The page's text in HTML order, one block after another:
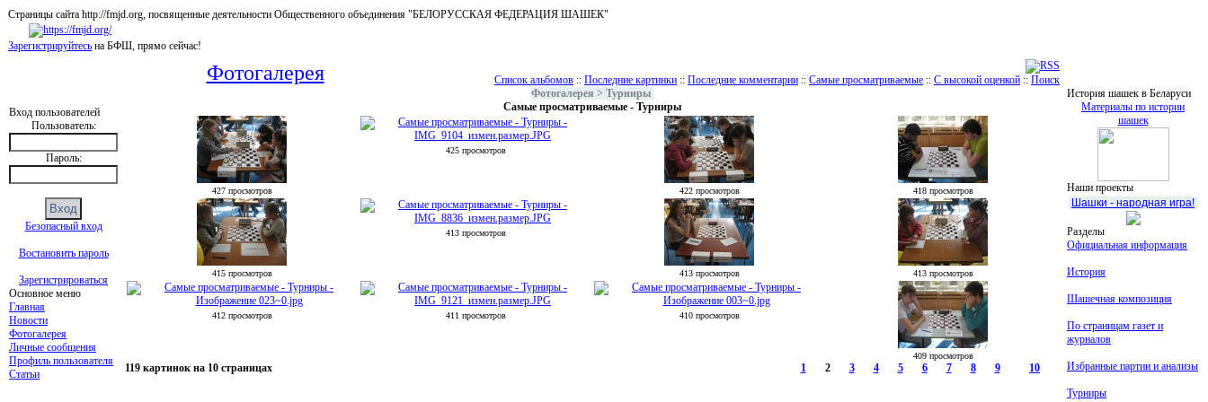
Страницы сайта http://fmjd.org, посвященные деятельности Общественного объединения "БЕЛОРУССКАЯ ФЕДЕРАЦИЯ ШАШЕК"
Зарегистрируйтесь на БФШ, прямо сейчас!
Вход пользователей
Пользователь:
Пароль:
Безопасный вход
Востановить пароль
Зарегистрироваться
Основное меню
Главная
Новости
Фотогалерея
Личные сообщения
Профиль пользователя
Статьи
Фотогалерея Список альбомов :: Последние картинки :: Последние комментарии :: Самые просматриваемые :: С высокой оценкой :: Поиск
Фотогалерея > Турниры
Самые просматриваемые - Турниры
427 просмотров
425 просмотров
422 просмотров 418 просмотров
415 просмотров
413 просмотров
413 просмотров 413 просмотров
412 просмотров 411 просмотров 410 просмотров
409 просмотров
119 картинок на 10 страницах 1 2 3 4 5 6 7 8 9 10
История шашек в Беларуси
Материалы по истории
шашек
Наши проекты
Шашки - народная игра!
Разделы
Официальная информация
История
Шашечная композиция
По страницам газет и
журналов
Избранные партии и анализы
Турниры